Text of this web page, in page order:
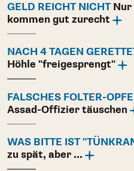
GELD REICHT NICHTNur
kommen gut zurecht
NACH 4 TAGEN
Höhle "freigesprengt"
FALSCHES FOLTER-
Assad-Offizier täuschen
WAS BITTE IST
zu spät, aber ...